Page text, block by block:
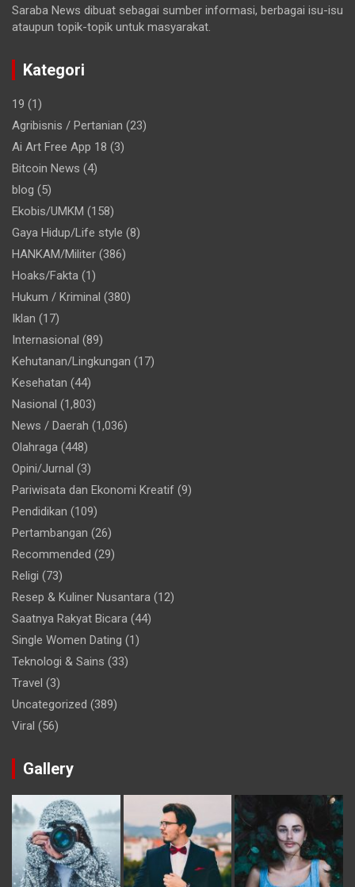
Saraba News dibuat sebagai sumber informasi, berbagai isu-isu
ataupun topik-topik untuk masyarakat.
Kategori
19 (1)
Agribisnis / Pertanian (23)
Ai Art Free App 18 (3)
Bitcoin News (4)
blog (5)
Ekobis/UMKM (158)
Gaya Hidup/Life style (8)
HANKAM/Militer (386)
Hoaks/Fakta (1)
Hukum / Kriminal (380)
Iklan (17)
Internasional (89)
Kehutanan/Lingkungan (17)
Kesehatan (44)
Nasional (1,803)
News / Daerah (1,036)
Olahraga (448)
Opini/Jurnal (3)
Pariwisata dan Ekonomi Kreatif (9)
Pendidikan (109)
Pertambangan (26)
Recommended (29)
Religi (73)
Resep & Kuliner Nusantara (12)
Saatnya Rakyat Bicara (44)
Single Women Dating (1)
Teknologi & Sains (33)
Travel (3)
Uncategorized (389)
Viral (56)
Gallery